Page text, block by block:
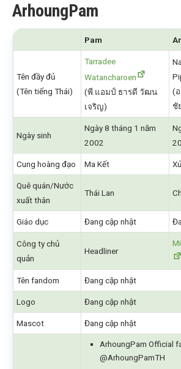
ArhoungPam
Pam
Tên đầy đủ
(Tên tiếng Thái)
Tarradee
Watancharoen
(พี.แอมป์ ธารดี วัฒน
เจริญ)
(
ชั
Ngày sinh
Ngày 8 tháng 1 năm
2002
Cung hoàng đạo Ma Kết
Quê quán/Nước
xuất thân
Thái Lan
Giáo dục Đang cập nhật
Công ty chủ
quản
Headliner
Tên fandom Đang cập nhật
Logo Đang cập nhật
Mascot Đang cập nhật
ArhoungPam Official
@ArhoungPamTH